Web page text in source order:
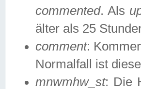
commented. Als
älter als 25
comment:
Normalfall ist
mnwmhw_st: Die